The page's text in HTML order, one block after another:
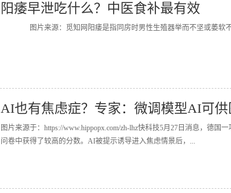
阳痿早泄吃什么？中医食补最有效
图片来源：觅知网阳痿是指同房时男性生殖器举而不坚或萎软不
AI也有焦虑症？专家：微调模型AI可供
图片来源于：https://www.hippopx.com/zh-lhz快科技5月27日消息，德国
问卷中获得了较高的分数。AI被提示诱导进入焦虑情景后，...